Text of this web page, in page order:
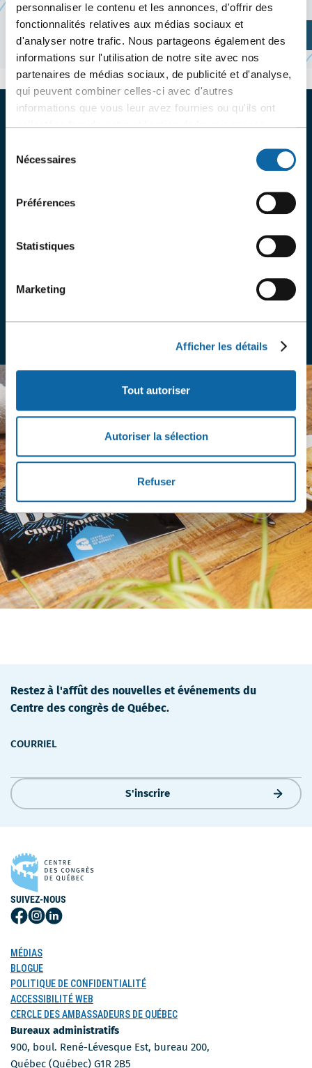
personnaliser le contenu et les annonces, d'offrir des
fonctionnalités relatives aux médias sociaux et
d'analyser notre trafic. Nous partageons également des
informations sur l'utilisation de notre site avec nos
partenaires de médias sociaux, de publicité et d'analyse,
qui peuvent combiner celles-ci avec d'autres
informations que vous leur avez fournies ou qu'ils ont
collectées lors de votre utilisation de leurs services.
Nécessaires
Préférences
Statistiques
Marketing
Afficher les détails
Tout autoriser
Autoriser la sélection
Refuser
Planifiez votre visite
DES RABAIS EXCLUSIFS AVEC LE
BADGE
es commerces, restaurants et attraits
de Québec.
Restez à l'affût des nouvelles et événements du
Centre des congrès de Québec.
COURRIEL
S'inscrire
SUIVEZ-NOUS
Suivez-
sur
Facebook
Suivez-
Instagram
Suivez-
MÉDIAS
BLOGUE
POLITIQUE DE CONFIDENTIALITÉ
ACCESSIBILITÉ WEB
CERCLE DES AMBASSADEURS DE QUÉBEC
Bureaux administratifs
900, boul. René-Lévesque Est, bureau 200,
Québec (Québec) G1R 2B5